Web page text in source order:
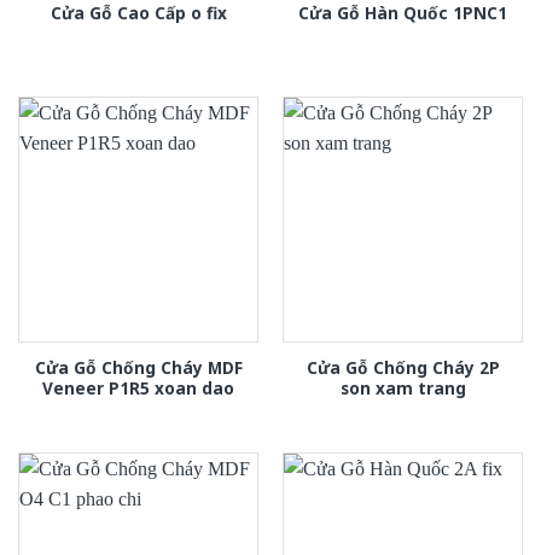
Cửa Gỗ Cao Cấp o fix Cửa Gỗ Hàn Quốc 1PNC1
Cửa Gỗ Chống Cháy MDF
Veneer P1R5 xoan dao
Cửa Gỗ Chống Cháy 2P
son xam trang